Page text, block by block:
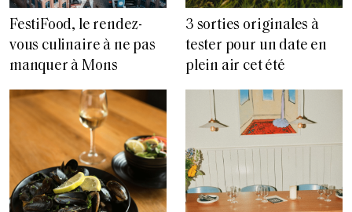
FestiFood, le rendez-
vous culinaire à ne pas
manquer à Mons
3 sorties originales à
tester pour un date en
plein air cet été